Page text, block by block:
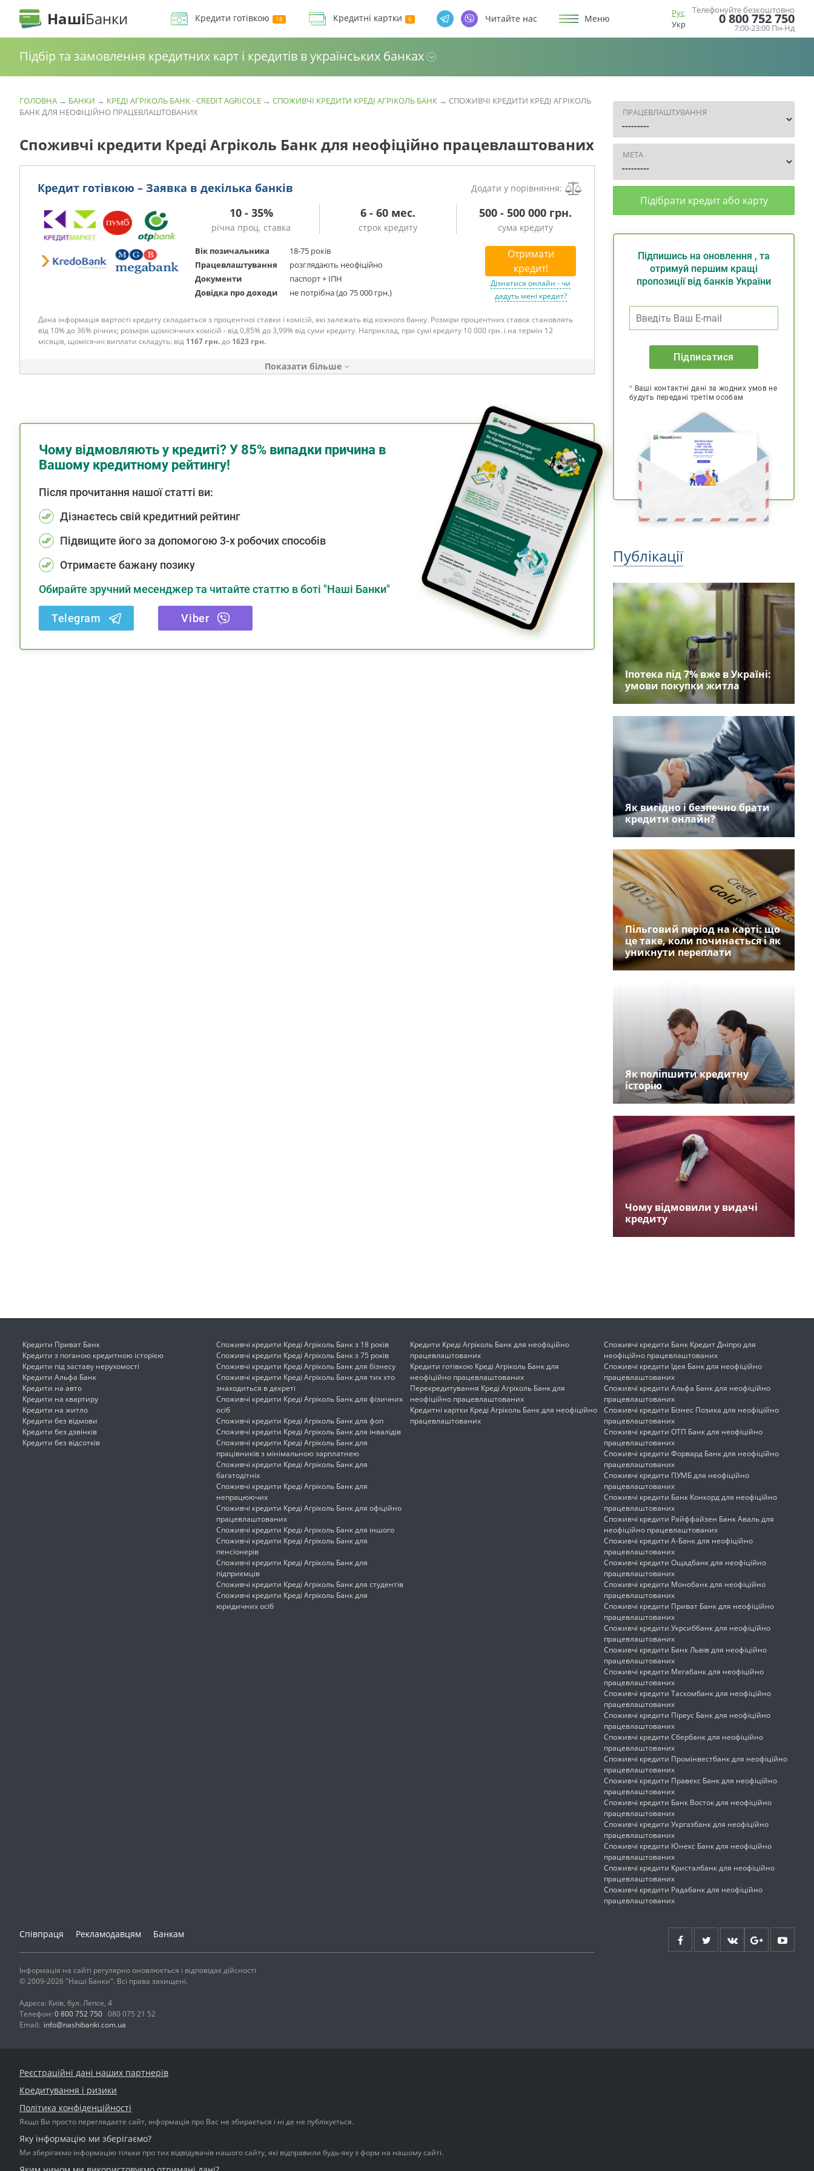
НашіБанки Кредити готівкою Кредитні картки Читайте нас Меню
Рус
Укр
Телефонуйте безкоштовно
0 800 752 750
7:00-23:00 Пн-Нд
Підбір та замовлення кредитних карт і кредитів в українських банках
ГОЛОВНА → БАНКИ → КРЕДІ АГРІКОЛЬ БАНК - CREDIT AGRICOLE → СПОЖИВЧІ КРЕДИТИ КРЕДІ АГРІКОЛЬ БАНК → СПОЖИВЧІ КРЕДИТИ КРЕДІ АГРІКОЛЬ
БАНК ДЛЯ НЕОФІЦІЙНО ПРАЦЕВЛАШТОВАНИХ
Споживчі кредити Креді Агріколь Банк для неофіційно працевлаштованих
Кредит готівкою – Заявка в декілька банків Додати у порівняння:
10 - 35%
річна проц. ставка
6 - 60 мес.
строк кредиту
500 - 500 000 грн.
сума кредиту
Вік позичальника
18-75 років
Працевлаштування
розглядають неофіційно
Документи
паспорт + ІПН
Довідка про доходи
не потрібна (до 75 000 грн.)
Отримати
кредит!
Дізнатися онлайн - чи
дадуть мені кредит?
Дана інформація вартості кредиту складається з процентної ставки і комісій, які залежать від кожного банку. Розміри процентних ставок становлять
від 10% до 36% річних; розміри щомісячних комісій - від 0,85% до 3,99% від суми кредиту. Наприклад, при сумі кредиту 10 000 грн. і на термін 12
місяців, щомісячні виплати складуть: від 1167 грн.до 1623 грн.
Показати
Чому відмовляють у кредиті? У 85% випадки причина в
Вашому кредитному рейтингу!
Після прочитання нашої статті ви:
Дізнаєтесь свій кредитний рейтинг
Підвищите його за допомогою 3-х робочих способів
Отримаєте бажану позику
Обирайте зручний месенджер та читайте статтю в боті "Наші Банки"
Telegram Viber
ПРАЦЕВЛАШТУВАННЯ
МЕТА
Підібрати кредит або карту
Підпишись на оновлення , та
отримуй першим кращі
пропозиції від банків України
Підписатися
* Ваші контактні дані за жодних умов не
будуть передані третім особам
Публікації
Іпотека під 7% вже в Україні:
умови покупки житла
Як вигідно і безпечно брати
кредити онлайн?
Пільговий період на карті: що
це таке, коли починається і як
уникнути переплати
Як поліпшити кредитну
історію
Чому відмовили у видачі
кредиту
Кредити Приват Банк
Кредити з поганою кредитною історією
Кредити під заставу нерухомості
Кредити Альфа Банк
Кредити на авто
Кредити на квартиру
Кредити на житло
Кредити без відмови
Кредити без дзвінків
Кредити без відсотків
Споживчі кредити Креді Агріколь Банк з 18 років
Споживчі кредити Креді Агріколь Банк з 75 років
Споживчі кредити Креді Агріколь Банк для бізнесу
Споживчі кредити Креді Агріколь Банк для тих хто
знаходиться в декреті
Споживчі кредити Креді Агріколь Банк для фізичних
осіб
Споживчі кредити Креді Агріколь Банк для фоп
Споживчі кредити Креді Агріколь Банк для інвалідів
Споживчі кредити Креді Агріколь Банк для
працівників з мінімальною зарплатнею
Споживчі кредити Креді Агріколь Банк для
багатодітніх
Споживчі кредити Креді Агріколь Банк для
непрацюючих
Споживчі кредити Креді Агріколь Банк для офіційно
працевлаштованих
Споживчі кредити Креді Агріколь Банк для іншого
Споживчі кредити Креді Агріколь Банк для
пенсіонерів
Споживчі кредити Креді Агріколь Банк для
підприємців
Споживчі кредити Креді Агріколь Банк для студентів
Споживчі кредити Креді Агріколь Банк для
юридичних осіб
Кредити Креді Агріколь Банк для неофіційно
працевлаштованих
Кредити готівкою Креді Агріколь Банк для
неофіційно працевлаштованих
Перекредитування Креді Агріколь Банк для
неофіційно працевлаштованих
Кредитні картки Креді Агріколь Банк для неофіційно
працевлаштованих
Споживчі кредити Банк Кредит Дніпро для
неофіційно працевлаштованих
Споживчі кредити Ідея Банк для неофіційно
працевлаштованих
Споживчі кредити Альфа Банк для неофіційно
працевлаштованих
Споживчі кредити Бізнес Позика для неофіційно
працевлаштованих
Споживчі кредити ОТП Банк для неофіційно
працевлаштованих
Споживчі кредити Форвард Банк для неофіційно
працевлаштованих
Споживчі кредити ПУМБ для неофіційно
працевлаштованих
Споживчі кредити Банк Конкорд для неофіційно
працевлаштованих
Споживчі кредити Райффайзен Банк Аваль для
неофіційно працевлаштованих
Споживчі кредити А-Банк для неофіційно
працевлаштованих
Споживчі кредити Ощадбанк для неофіційно
працевлаштованих
Споживчі кредити Монобанк для неофіційно
працевлаштованих
Споживчі кредити Приват Банк для неофіційно
працевлаштованих
Споживчі кредити Укрсиббанк для неофіційно
працевлаштованих
Споживчі кредити Банк Львів для неофіційно
працевлаштованих
Споживчі кредити Мегабанк для неофіційно
працевлаштованих
Споживчі кредити Таскомбанк для неофіційно
працевлаштованих
Споживчі кредити Піреус Банк для неофіційно
працевлаштованих
Споживчі кредити Сбербанк для неофіційно
працевлаштованих
Споживчі кредити Промінвестбанк для неофіційно
працевлаштованих
Споживчі кредити Правекс Банк для неофіційно
працевлаштованих
Споживчі кредити Банк Восток для неофіційно
працевлаштованих
Споживчі кредити Укргазбанк для неофіційно
працевлаштованих
Споживчі кредити Юнекс Банк для неофіційно
працевлаштованих
Споживчі кредити Кристалбанк для неофіційно
працевлаштованих
Споживчі кредити Радабанк для неофіційно
працевлаштованих
Співпраця Рекламодавцям Банкам
Інформація на сайті регулярно оновлюється і відповідає дійсності
© 2009-2026 "Наші Банки". Всі права захищені.
Адреса: Київ, бул. Лепсе, 4
Телефон: 0 800 752 750 080 075 21 52
Email: info@nashibanki.com.ua
Реєстраційні дані наших партнерів
Кредитування і ризики
Політика конфіденційності
Якщо Ви просто переглядаєте сайт, інформація про Вас не збирається і ні де не публікується.
Яку інформацію ми зберігаємо?
Ми зберігаємо інформацію тільки про тих відвідувачів нашого сайту, які відправили будь-яку з форм на нашому сайті.